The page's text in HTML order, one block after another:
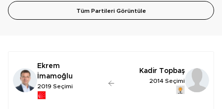
Tüm Partileri Görüntüle
Ekrem
İmamoğlu
2019 Seçimi
Kadir Topbaş
2014 Seçimi